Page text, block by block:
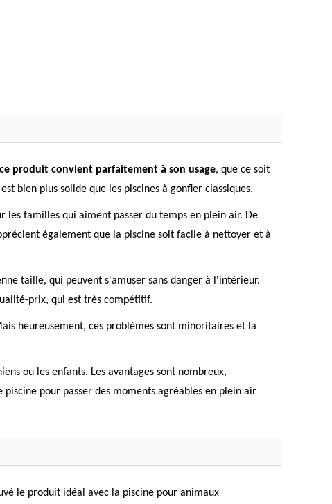
produit convient parfaitement à son usage, que ce soit
bien plus solide que les piscines à gonfler classiques.
les familles qui aiment passer du temps en plein air. De
également que la piscine soit facile à nettoyer et à
taille, qui peuvent s'amuser sans danger à l'intérieur.
prix, qui est très compétitif.
heureusement, ces problèmes sont minoritaires et la
ou les enfants. Les avantages sont nombreux,
pour passer des moments agréables en plein air
le produit idéal avec la piscine pour animaux